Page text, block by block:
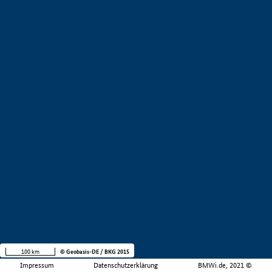
Impressum Datenschutzerklärung BMWi.de, 2021 ©
100 km © Geobasis-DE / BKG 2015